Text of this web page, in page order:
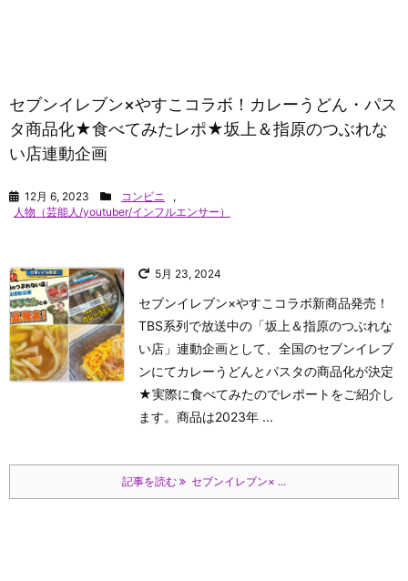
セブンイレブン×やすこコラボ！カレーうどん・パス
タ商品化★食べてみたレポ★坂上＆指原のつぶれな
い店連動企画
12月 6, 2023 コンビニ
,
人物（芸能人/youtuber/インフルエンサー）
5月 23, 2024
セブンイレブン×やすこコラボ新商品発売！
TBS系列で放送中の「坂上＆指原のつぶれな
い店」連動企画として、全国のセブンイレブ
ンにてカレーうどんとパスタの商品化が決定
★実際に食べてみたのでレポートをご紹介し
ます。商品は2023年 ...
記事を読む セブンイレブン× ...